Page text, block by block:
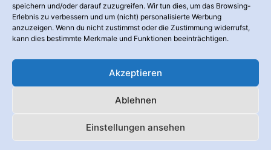
speichern und/oder darauf zuzugreifen. Wir tun dies, um das Browsing-
Erlebnis zu verbessern und um (nicht) personalisierte Werbung
anzuzeigen. Wenn du nicht zustimmst oder die Zustimmung widerrufst,
kann dies bestimmte Merkmale und Funktionen beeinträchtigen.
Akzeptieren
Ablehnen
Einstellungen ansehen
Hinter dieser Webseite steht die FROXIMUN AG. Diese
Transparenz ist uns wichtig. Warum betreiben wir diesen
Kanal? Weil nur informierte und aufgeklärte Menschen den
Kontaktieren Sie uns:info@froximunworld.de
Froximun Online-Shop Die Froximun AG
Datenschutzerklärung
Nutzungsbedingungen